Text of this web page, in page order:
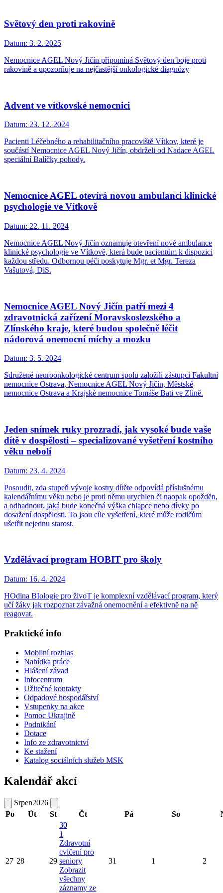
Světový den proti rakovině
Datum: 3. 2. 2025
Nemocnice AGEL Nový Jičín připomíná Světový den boje proti
rakovině a upozorňuje na nejčastější onkologické diagnózy
Advent ve vítkovské nemocnici
Datum: 23. 12. 2024
Pacienti Léčebného a rehabilitačního pracoviště Vítkov, které je
součástí Nemocnice AGEL Nový Jičín, obdrželi od Nadace AGEL
speciální Balíčky pohody.
Nemocnice AGEL otevírá novou ambulanci klinické
psychologie ve Vítkově
Datum: 22. 11. 2024
Nemocnice AGEL Nový Jičín oznamuje otevření nové ambulance
klinické psychologie ve Vítkově, která bude pacientům k dispozici
každou středu. Odbornou péči poskytuje Mgr. et Mgr. Tereza
Vašutová, DiS.
Nemocnice AGEL Nový Jičín patří mezi 4
zdravotnická zařízení Moravskoslezského a
Zlínského kraje, které budou společně léčit
nádorová onemocní míchy a mozku
Datum: 3. 5. 2024
Sdružené neuroonkologické centrum spolu založili zástupci Fakultní
nemocnice Ostrava, Nemocnice AGEL Nový Jičín, Městské
nemocnice Ostrava a Krajské nemocnice Tomáše Bati ve Zlíně.
Jeden snímek ruky prozradí, jak vysoké bude vaše
dítě v dospělosti – specializované vyšetření kostního
věku nebolí
Datum: 23. 4. 2024
​​​​​​​Posoudit, zda stupeň vývoje kostry dítěte odpovídá příslušnému
kalendářnímu věku nebo je proti němu urychlen či naopak opožděn,
a odhadnout, jaká bude konečná výška chlapce nebo dívky po
dosažení dospělosti. To jsou cíle vyšetření, které může rodičům
ušetřit nejednu starost.
Vzdělávací program HOBIT pro školy
Datum: 16. 4. 2024
HOdina BIologie pro živoT je komplexní vzdělávací program, který
učí žáky jak rozpoznat závažná onemocnění a efektivně na ně
reagovat.
Praktické info
Mobilní rozhlas
Nabídka práce
Hlášení závad
Infocentrum
Užitečné kontakty
Odpadové hospodářství
Vstupenky na akce
Pomoc Ukrajině
Podnikání
Dotace
Info ze zdravotnictví
Ke stažení
Katalog sociálních služeb MSK
Kalendář akcí
Srpen2026
Po
Út St Čt Pá So
27 28 29
30
1
Zdravotní
cvičení pro
seniory
Zobrazit
všechny
záznamy ze
31 1 2